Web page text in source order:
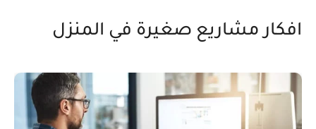
افكار مشاريع صغيرة في المنزل